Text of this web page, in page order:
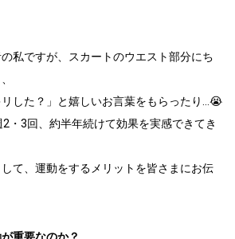
私ですが、スカートのウエスト部分にち
リした？」と嬉しいお言葉をもらったり…😭
・3回、約半年続けて効果を実感できてき
て、運動をするメリットを皆さまにお伝